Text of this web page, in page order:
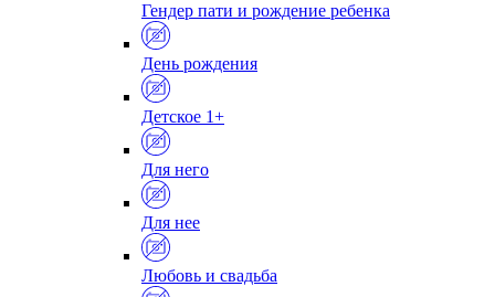
Гендер пати и рождение ребенка
День рождения
Детское 1+
Для него
Для нее
Любовь и свадьба